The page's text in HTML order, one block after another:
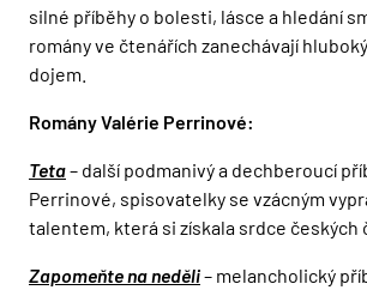
silné příběhy o bolesti, lásce a hledání
romány ve čtenářích zanechávají
dojem.
Romány Valérie Perrinové:
Teta– další podmanivý a dechberoucí
Perrinové, spisovatelky se vzácným
talentem, která si získala srdce českých
Zapomeňte na neděli– melancholický